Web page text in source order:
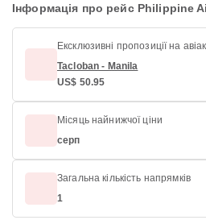
Інформація про рейс Philippine
Ексклюзивні пропозиції на
Tacloban - Manila
US$ 50.95
Місяць найнижчої ціни
серп
Загальна кількість напрямків
1